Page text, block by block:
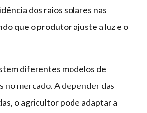
dos raios solares nas
que o produtor ajuste a luz e o
diferentes modelos de
no mercado. A depender das
o agricultor pode adaptar a